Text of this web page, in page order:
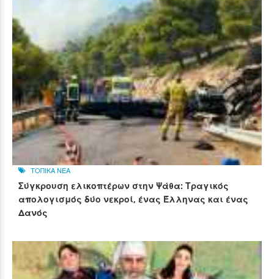
ΤΟΠΙΚΑ ΝΕΑ
Σύγκρουση ελικοπτέρων στην Ψάθα: Τραγικός
απολογισμός δύο νεκροί, ένας Έλληνας και ένας
Δανός